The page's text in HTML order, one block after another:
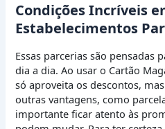
Condições Incríveis
Estabelecimentos
Essas parcerias são pensadas
dia a dia. Ao usar o Cartão
só aproveita os descontos,
outras vantagens, como
importante ficar atento às